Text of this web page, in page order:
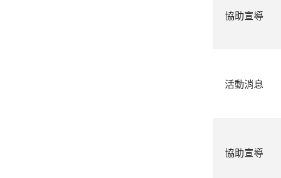
協助宣導
活動消息
協助宣導